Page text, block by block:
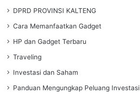
DPRD PROVINSI KALTENG
Cara Memanfaatkan Gadget
HP dan Gadget Terbaru
Traveling
Investasi dan Saham
Panduan Mengungkap Peluang Investasi